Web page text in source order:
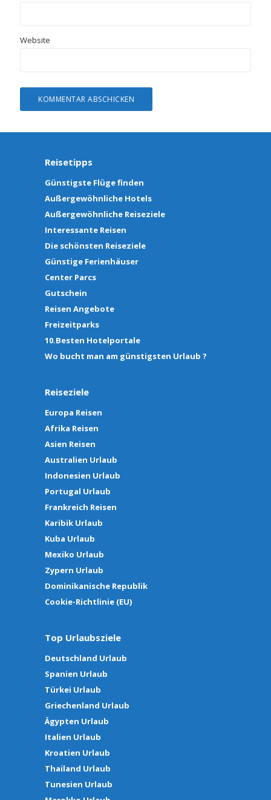
Website
Reisetipps
Günstigste Flüge finden
Außergewöhnliche Hotels
Außergewöhnliche Reiseziele
Interessante Reisen
Die schönsten Reiseziele
Günstige Ferienhäuser
Center Parcs
Gutschein
Reisen Angebote
Freizeitparks
10.Besten Hotelportale
Wo bucht man am günstigsten Urlaub ?
Reiseziele
Europa Reisen
Afrika Reisen
Asien Reisen
Australien Urlaub
Indonesien Urlaub
Portugal Urlaub
Frankreich Reisen
Karibik Urlaub
Kuba Urlaub
Mexiko Urlaub
Zypern Urlaub
Dominikanische Republik
Cookie-Richtlinie (EU)
Top Urlaubsziele
Deutschland Urlaub
Spanien Urlaub
Türkei Urlaub
Griechenland Urlaub
Ägypten Urlaub
Italien Urlaub
Kroatien Urlaub
Thailand Urlaub
Tunesien Urlaub